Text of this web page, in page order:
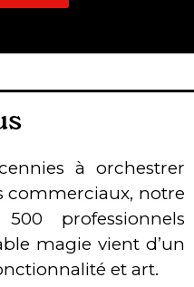
à orchestrer
commerciaux, notre
professionnels
magie vient d’un
et art.